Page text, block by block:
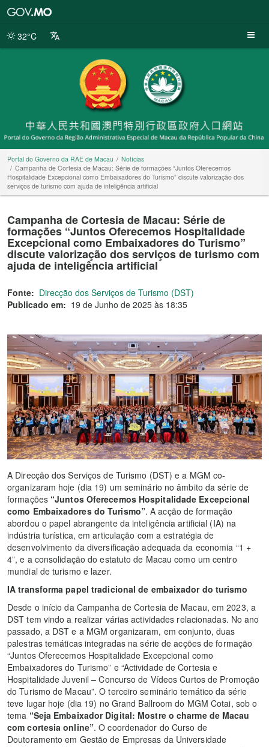
da
32°C
Portal do Governo da RAE de Macau
Notícias
Campanha de Cortesia de Macau: Série de formações “Juntos Oferecemos
Hospitalidade Excepcional como Embaixadores do Turismo” discute valorização dos
serviços de turismo com ajuda de inteligência artificial
Campanha de Cortesia de Macau: Série de
formações “Juntos Oferecemos Hospitalidade
Excepcional como Embaixadores do Turismo”
discute valorização dos serviços de turismo com
ajuda de inteligência artificial
Fonte: Direcção dos Serviços de Turismo (DST)
Publicado em: 19 de Junho de 2025 às 18:35
A Direcção dos Serviços de Turismo (DST) e a MGM co-
organizaram hoje (dia 19) um seminário no âmbito da série de
formações “Juntos Oferecemos Hospitalidade Excepcional
como Embaixadores do Turismo”. A acção de formação
abordou o papel abrangente da inteligência artificial (IA) na
indústria turística, em articulação com a estratégia de
desenvolvimento da diversificação adequada da economia “1 +
4”, e a consolidação do estatuto de Macau como um centro
mundial de turismo e lazer.
IA transforma papel tradicional de embaixador do turismo
Desde o início da Campanha de Cortesia de Macau, em 2023, a
DST tem vindo a realizar várias actividades relacionadas. No ano
passado, a DST e a MGM organizaram, em conjunto, duas
palestras temáticas integradas na série de acções de formação
“Juntos Oferecemos Hospitalidade Excepcional como
Embaixadores do Turismo” e “Actividade de Cortesia e
Hospitalidade Juvenil – Concurso de Vídeos Curtos de Promoção
do Turismo de Macau”. O terceiro seminário temático da série
teve lugar hoje (dia 19) no Grand Ballroom do MGM Cotai, sob o
tema “Seja Embaixador Digital: Mostre o charme de Macau
com cortesia online”. O coordenador do Curso de
Doutoramento em Gestão de Empresas da Universidade